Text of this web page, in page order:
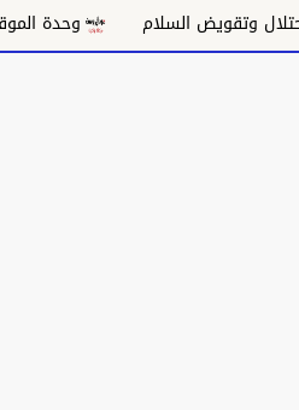
السلام وحدة الموقف